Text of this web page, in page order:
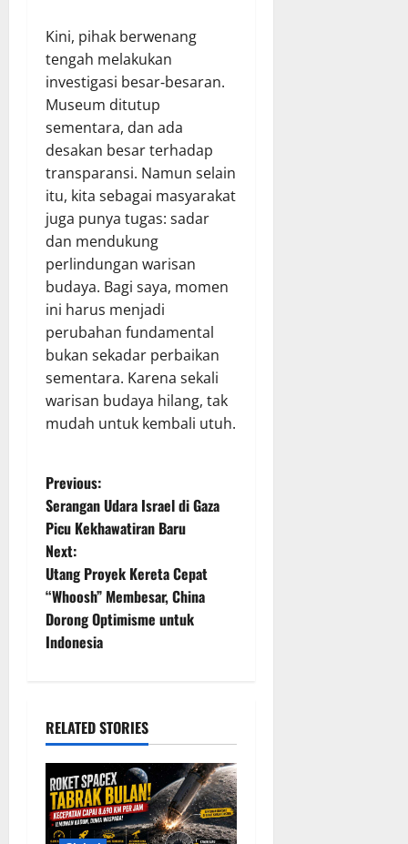
Kini, pihak berwenang
tengah melakukan
investigasi besar‑besaran.
Museum ditutup
sementara, dan ada
desakan besar terhadap
transparansi. Namun selain
itu, kita sebagai masyarakat
juga punya tugas: sadar
dan mendukung
perlindungan warisan
budaya. Bagi saya, momen
ini harus menjadi
perubahan fundamental
bukan sekadar perbaikan
sementara. Karena sekali
warisan budaya hilang, tak
mudah untuk kembali utuh.
P
o
s
t
n
v
i
g
a
Previous:
Serangan Udara Israel di Gaza
Picu Kekhawatiran Baru
Next:
Utang Proyek Kereta Cepat
“Whoosh” Membesar, China
Dorong Optimisme untuk
Indonesia
RELATED STORIES